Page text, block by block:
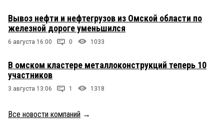
Вывоз нефти и нефтегрузов из Омской области по
железной дороге уменьшился
6 августа 16:00 0 1033
В омском кластере металлоконструкций теперь 10
участников
3 августа 13:06 1 1318
Все новости компаний →